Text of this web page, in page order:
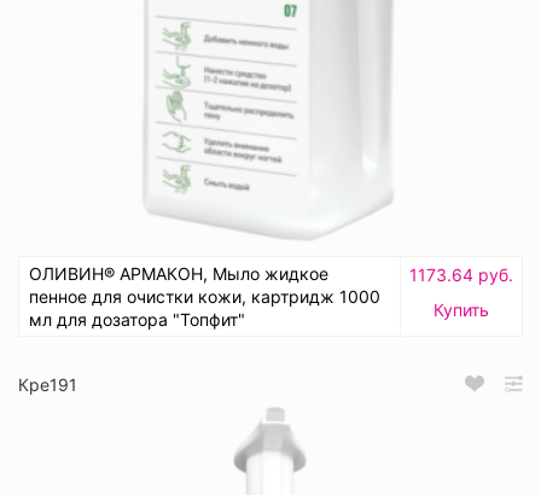
ОЛИВИН® АРМАКОН, Мыло жидкое
пенное для очистки кожи, картридж 1000
мл для дозатора "Топфит"
1173.64 руб.
Купить
Кре191